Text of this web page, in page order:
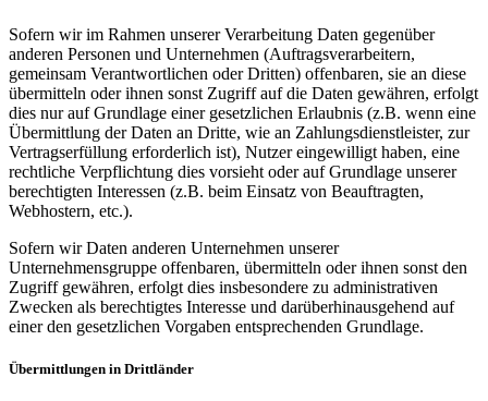
Sofern wir im Rahmen unserer Verarbeitung Daten gegenüber
anderen Personen und Unternehmen (Auftragsverarbeitern,
gemeinsam Verantwortlichen oder Dritten) offenbaren, sie an diese
übermitteln oder ihnen sonst Zugriff auf die Daten gewähren, erfolgt
dies nur auf Grundlage einer gesetzlichen Erlaubnis (z.B. wenn eine
Übermittlung der Daten an Dritte, wie an Zahlungsdienstleister, zur
Vertragserfüllung erforderlich ist), Nutzer eingewilligt haben, eine
rechtliche Verpflichtung dies vorsieht oder auf Grundlage unserer
berechtigten Interessen (z.B. beim Einsatz von Beauftragten,
Webhostern, etc.).
Sofern wir Daten anderen Unternehmen unserer
Unternehmensgruppe offenbaren, übermitteln oder ihnen sonst den
Zugriff gewähren, erfolgt dies insbesondere zu administrativen
Zwecken als berechtigtes Interesse und darüberhinausgehend auf
einer den gesetzlichen Vorgaben entsprechenden Grundlage.
Übermittlungen in Drittländer